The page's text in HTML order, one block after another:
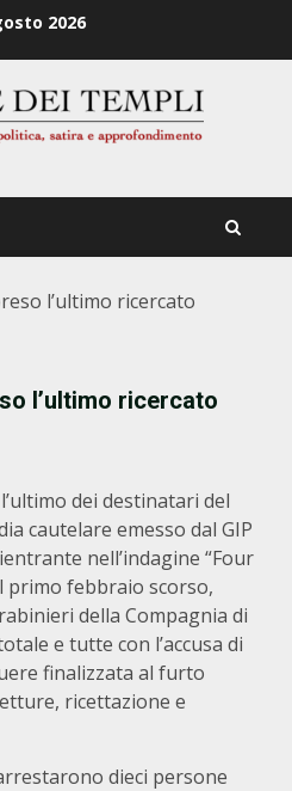
2026
l’ultimo ricercato
l’ultimo ricercato
dei destinatari del
cautelare emesso dal GIP
nell’indagine “Four
primo febbraio scorso,
della Compagnia di
e tutte con l’accusa di
finalizzata al furto
ricettazione e
dieci persone